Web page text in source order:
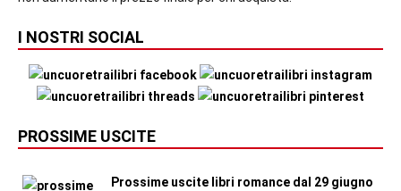
I NOSTRI SOCIAL
PROSSIME USCITE
Prossime uscite libri romance dal 29 giugno